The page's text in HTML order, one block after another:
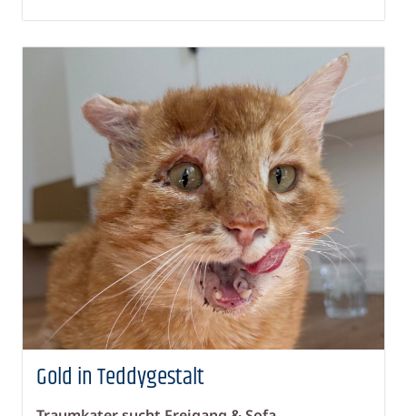
Gold in Teddygestalt